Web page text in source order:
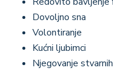
Dovoljno sna
Volontiranje
Kućni ljubimci
Njegovanje